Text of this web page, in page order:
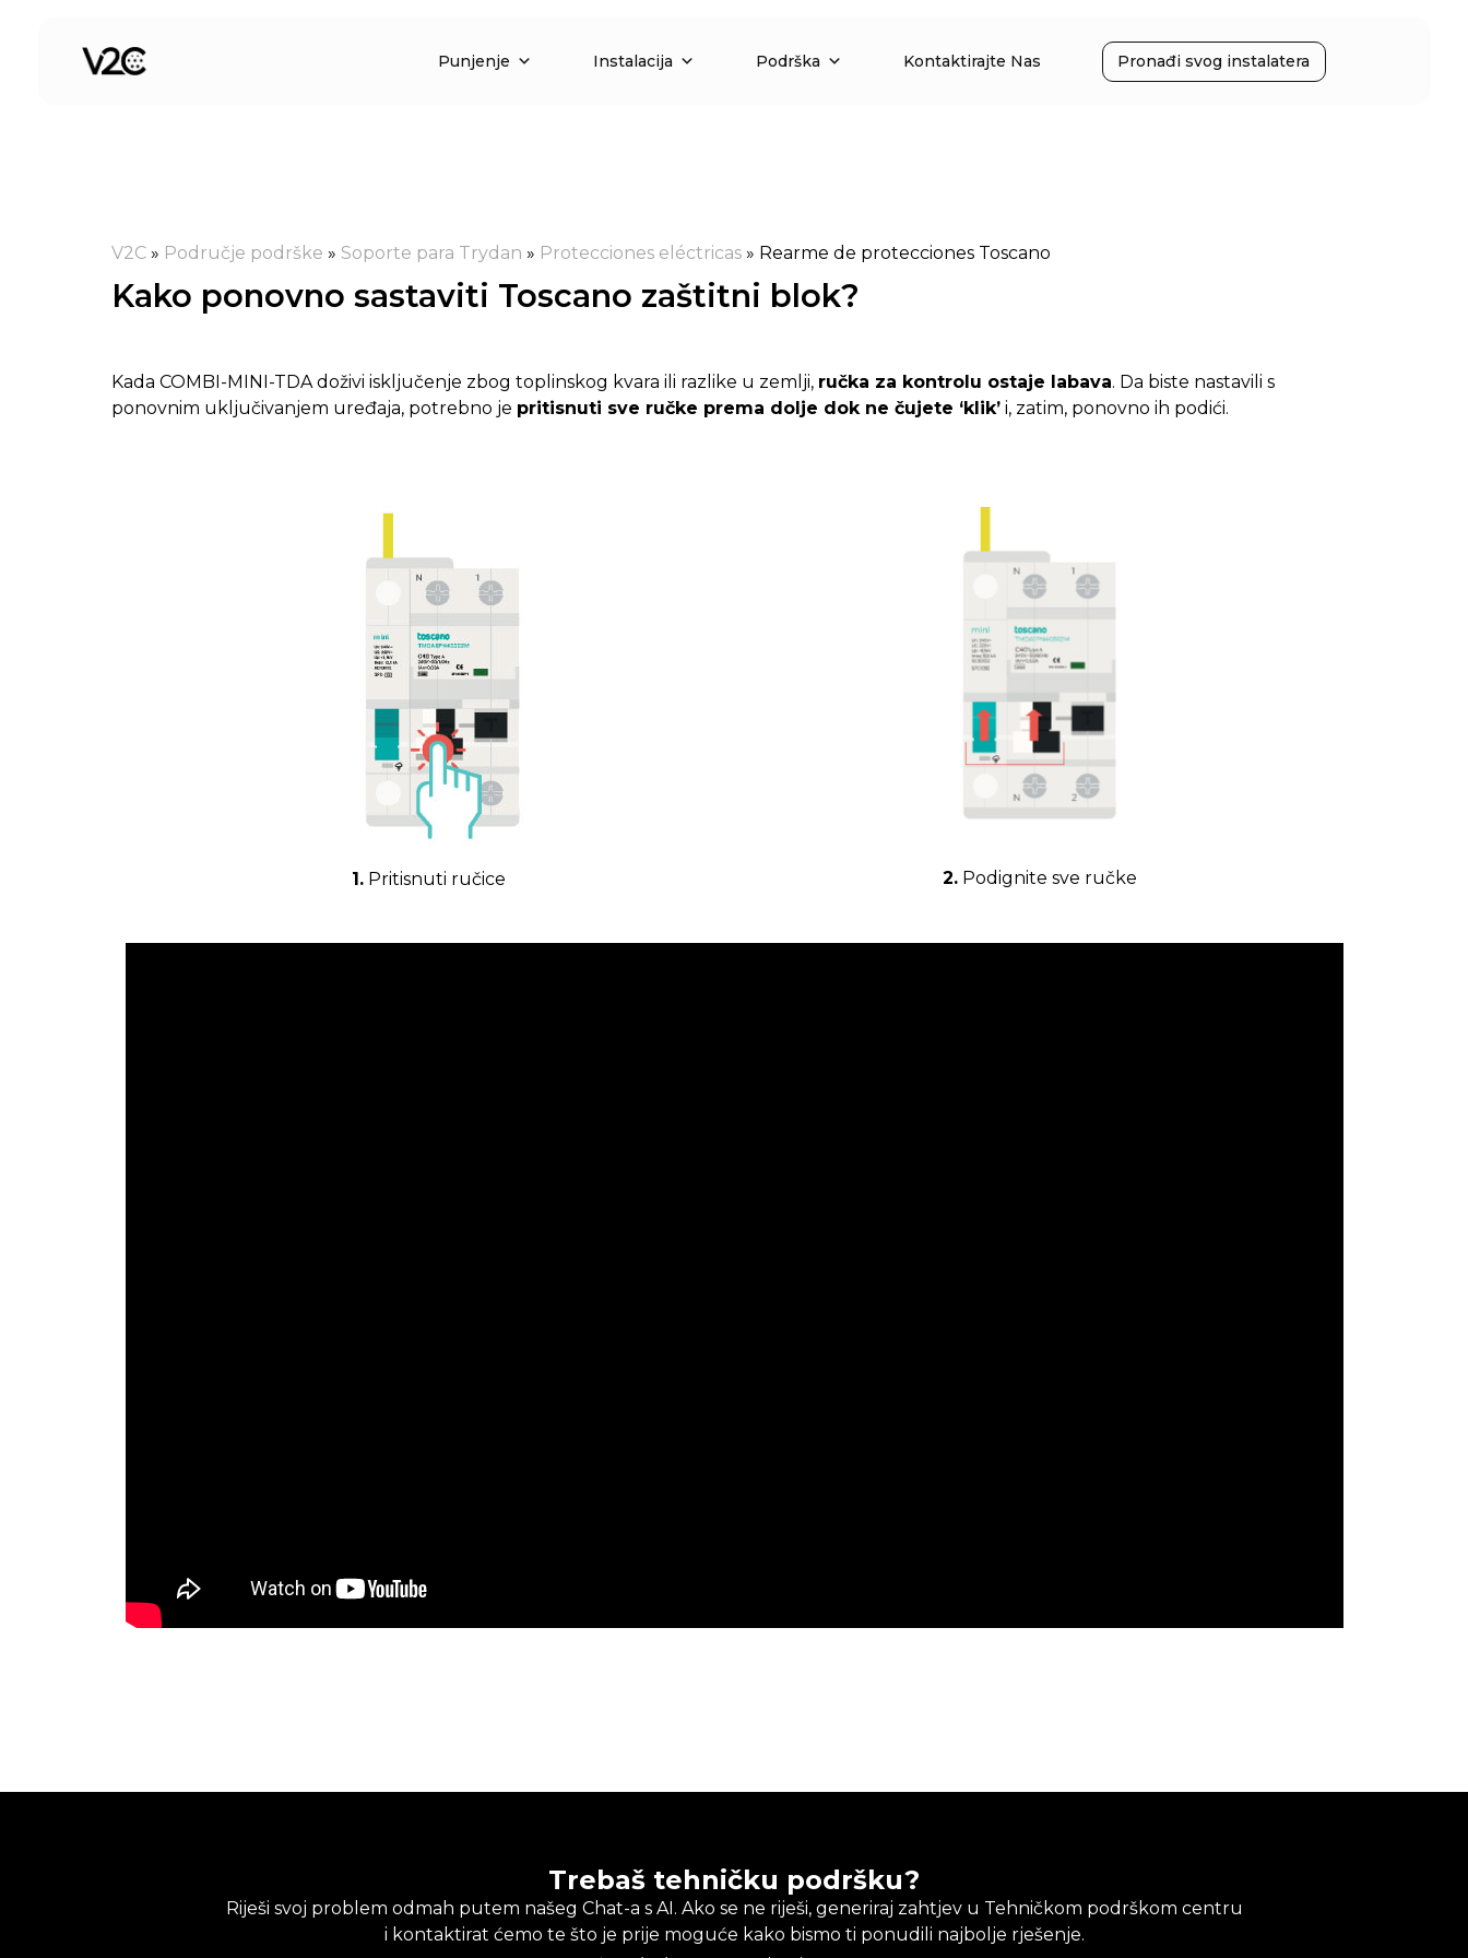
Punjenje Instalacija Podrška Kontaktirajte Nas Pronađi svog instalatera
V2C » Područje podrške » Soporte para Trydan » Protecciones eléctricas » Rearme de protecciones Toscano
Kako ponovno sastaviti Toscano zaštitni blok?
Kada COMBI-MINI-TDA doživi isključenje zbog toplinskog kvara ili razlike u zemlji, ručka za kontrolu ostaje labava. Da biste nastavili s
ponovnim uključivanjem uređaja, potrebno je pritisnuti sve ručke prema dolje dok ne čujete ‘klik’ i, zatim, ponovno ih podići.
1.Pritisnuti ručice 2. Podignite sve ručke
Trebaš tehničku podršku?
Riješi svoj problem odmah putem našeg Chat-a s AI. Ako se ne riješi, generiraj zahtjev u Tehničkom podrškom centru
i kontaktirat ćemo te što je prije moguće kako bismo ti ponudili najbolje rješenje.